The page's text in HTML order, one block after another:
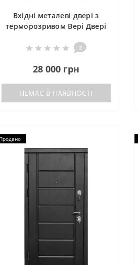
Вхідні металеві двері з
терморозривом Вері Двері
2
28 000 грн
НЕМАЄ В НАЯВНОСТІ
Продано